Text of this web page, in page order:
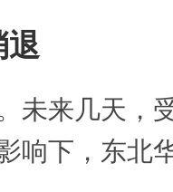
退
未来几天，
响下，东北